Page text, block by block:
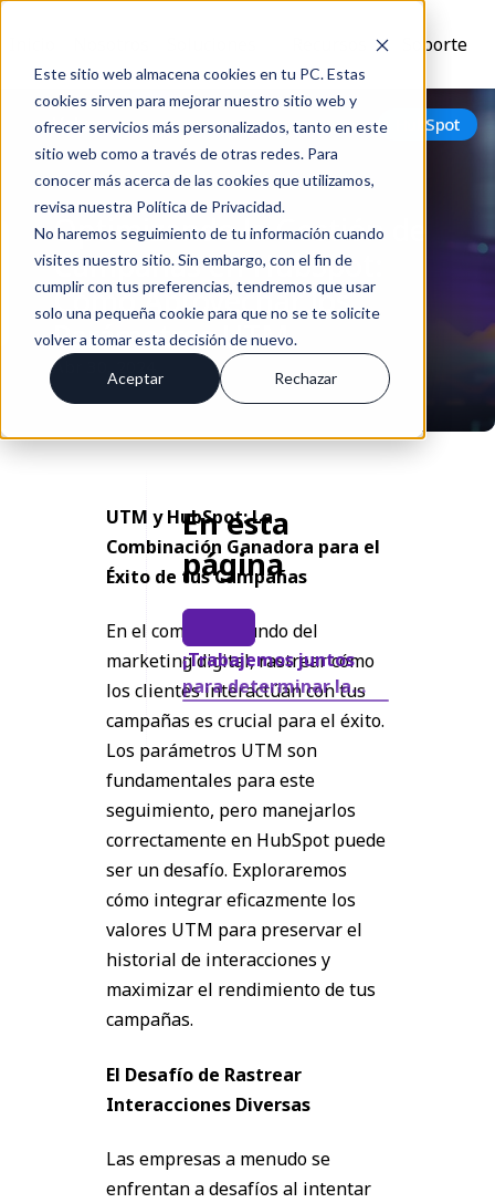
Este sitio web almacena cookies en tu PC. Estas
cookies sirven para mejorar nuestro sitio web y
ofrecer servicios más personalizados, tanto en este
sitio web como a través de otras redes. Para
conocer más acerca de las cookies que utilizamos,
revisa nuestra Política de Privacidad.
No haremos seguimiento de tu información cuando
visites nuestro sitio. Sin embargo, con el fin de
cumplir con tus preferencias, tendremos que usar
solo una pequeña cookie para que no se te solicite
volver a tomar esta decisión de nuevo.
Aceptar Rechazar
Soporte
Volver HubSpot
Optimizando la Gestión de
Campañas en HubSpot:
Cómo Aprovechar los
Parámetros UTM
Abr 30, 2024
UTM y HubSpot: La
Combinación Ganadora para el
Éxito de tus Campañas
En el complejo mundo del
marketing digital, rastrear cómo
los clientes interactúan con tus
campañas es crucial para el éxito.
Los parámetros UTM son
fundamentales para este
seguimiento, pero manejarlos
correctamente en HubSpot puede
ser un desafío. Exploraremos
cómo integrar eficazmente los
valores UTM para preservar el
historial de interacciones y
maximizar el rendimiento de tus
campañas.
El Desafío de Rastrear
Interacciones Diversas
Las empresas a menudo se
enfrentan a desafíos al intentar
En esta
página
¡Trabajemos juntos
para determinar la
mejor manera de
potenciar su negocio!